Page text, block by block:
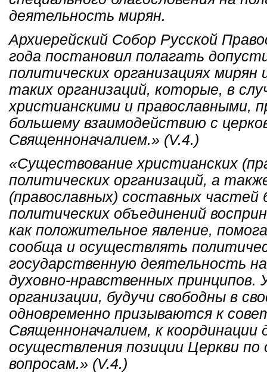
деятельность мирян.
Архиерейский Собор Русской
года постановил полагать
политических организациях мирян
таких организаций, которые, в
христианскими и православными,
большему взаимодействию с
Священноначалием.» (V.4.)
«Существование христианских
политических организаций, а
(православных) составных частей
политических объединений
как положительное явление,
сообща и осуществлять
государственную деятельность
духовно-нравственных
организации, будучи свободны в
одновременно призываются к
Священноначалием, к координации
осуществления позиции Церкви
вопросам.» (V.4.)